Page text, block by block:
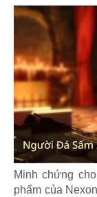
Minh chứng
phẩm của